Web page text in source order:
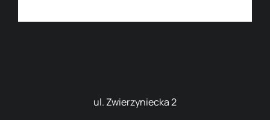
ul. Zwierzyniecka 2